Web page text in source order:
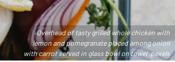
Overhead of tasty grilled whole chicken with
lemon and pomegranate placed among onion
with carrot served in glass bowl on towel .pexels